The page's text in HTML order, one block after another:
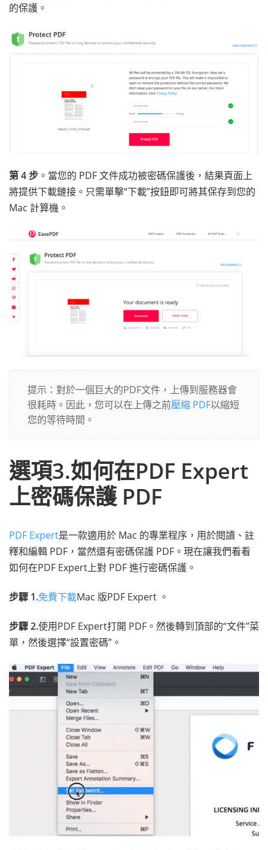
的保護。
第 4 步 。當您的 PDF 文件成功被密碼保護後，結果頁面上
將提供下載鏈接。只需單擊“下載”按鈕即可將其保存到您的
Mac 計算機。
提示：對於一個巨大的PDF文件，上傳到服務器會
很耗時。因此，您可以在上傳之前壓縮 PDF以縮短
您的等待時間。
選項3.如何在PDF Expert
上密碼保護 PDF
PDF Expert是一款適用於 Mac 的專業程序，用於閱讀、註
釋和編輯 PDF，當然還有密碼保護 PDF。現在讓我們看看
如何在PDF Expert上對 PDF 進行密碼保護。
步驟 1.免費下載Mac 版PDF Expert 。
步驟 2.使用PDF Expert打開 PDF。然後轉到頂部的“文件”菜
單，然後選擇“設置密碼”。